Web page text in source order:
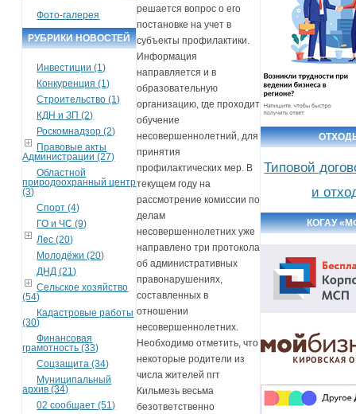
Фото-галерея
РУБРИКИ НОВОСТЕЙ
Инвестиции (1)
Конкуренция (1)
Строительство (1)
КДН и ЗП (2)
Роскомнадзор (2)
Правовые акты
Администрации (27)
Областной
природоохранный центр
(3)
Спорт (4)
ГО и ЧС (9)
Лес (20)
Молодёжи (20)
ДНД (21)
Сельское хозяйство
(54)
Кадастровые работы
(30)
Финансовая
грамотность (33)
Соцзащита (34)
Муниципальный
архив (34)
02 сообщает (51)
решается вопрос о его
постановке на учет в
субъекты профилактики.
Информация
направляется и в
образовательную
организацию, где проходит
обучение
несовершеннолетний, для
принятия
профилактических мер. В
текущем году на
рассмотрение комиссии по
делам
несовершеннолетних уже
направлено три протокола
об административных
правонарушениях,
составленных в
отношении
несовершеннолетних.
Необходимо отметить, что
некоторые родители из
числа жителей пгт
Кильмезь весьма
безответственно
Типовой
и
КОГАУ